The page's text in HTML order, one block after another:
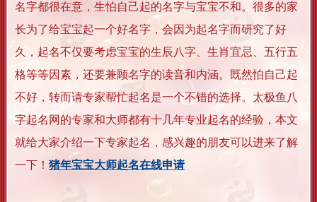
名字都很在意，生怕自己起的名字与宝宝不和。很多的家
长为了给宝宝起一个好名字，会因为起名字而研究了好
久，起名不仅要考虑宝宝的生辰八字、生肖宜忌、五行五
格等等因素，还要兼顾名字的读音和内涵。既然怕自己起
不好，转而请专家帮忙起名是一个不错的选择。太极鱼八
字起名网的专家和大师都有十几年专业起名的经验，本文
就给大家介绍一下专家起名，感兴趣的朋友可以进来了解
一下！ 猪年宝宝大师起名在线申请